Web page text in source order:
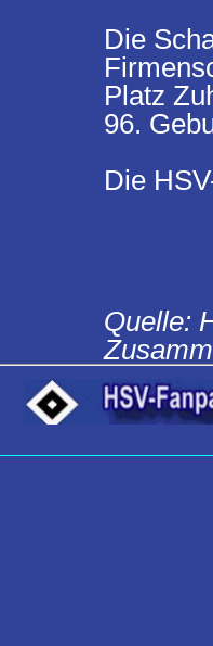
Die
Platz
96.
Die
Quelle: